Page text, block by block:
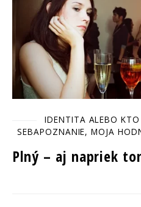
IDENTITA ALEBO
SEBAPOZNANIE, MOJA
Plný – aj napriek